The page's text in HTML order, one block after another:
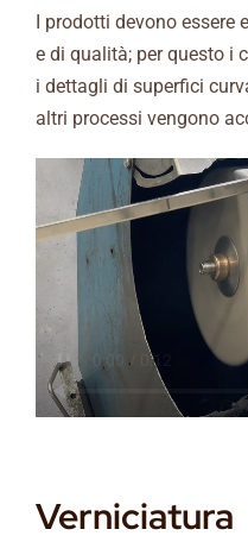
I prodotti devono essere
e di qualità; per questo i
i dettagli di superfici
altri processi vengono
Verniciatura